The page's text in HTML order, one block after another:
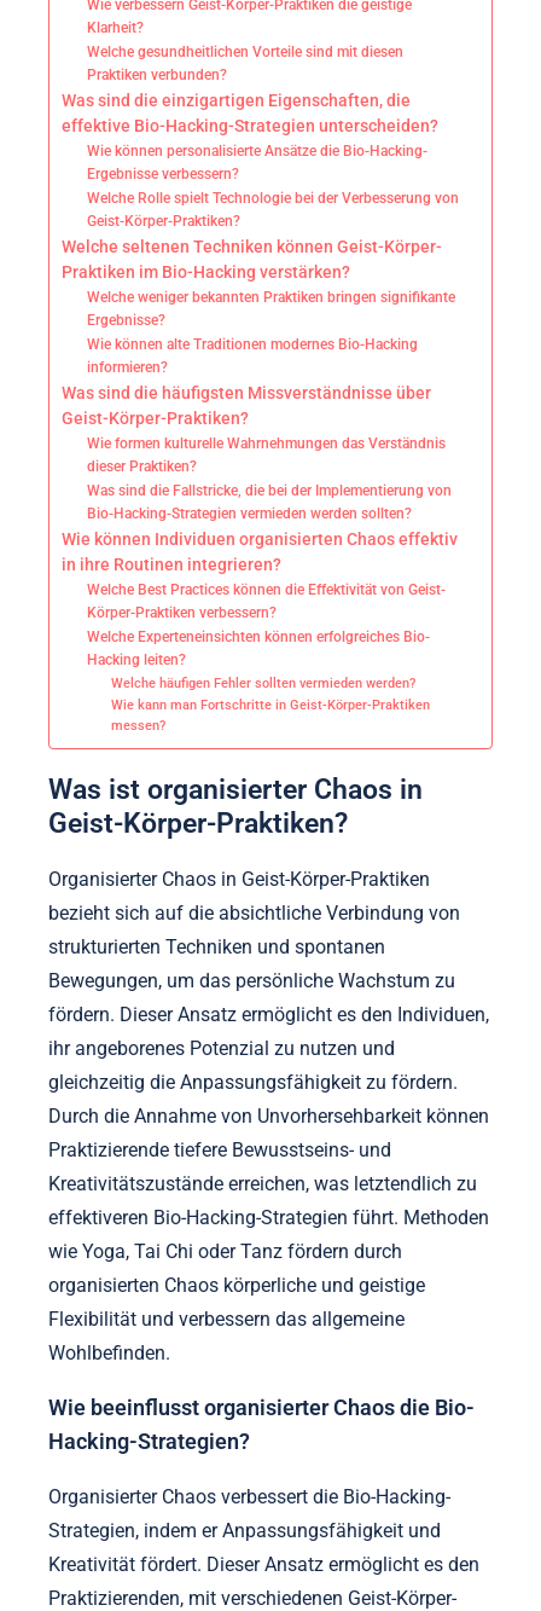
Wie verbessern Geist-Körper-Praktiken die geistige
Klarheit?
Welche gesundheitlichen Vorteile sind mit diesen
Praktiken verbunden?
Was sind die einzigartigen Eigenschaften, die
effektive Bio-Hacking-Strategien unterscheiden?
Wie können personalisierte Ansätze die Bio-Hacking-
Ergebnisse verbessern?
Welche Rolle spielt Technologie bei der Verbesserung von
Geist-Körper-Praktiken?
Welche seltenen Techniken können Geist-Körper-
Praktiken im Bio-Hacking verstärken?
Welche weniger bekannten Praktiken bringen signifikante
Ergebnisse?
Wie können alte Traditionen modernes Bio-Hacking
informieren?
Was sind die häufigsten Missverständnisse über
Geist-Körper-Praktiken?
Wie formen kulturelle Wahrnehmungen das Verständnis
dieser Praktiken?
Was sind die Fallstricke, die bei der Implementierung von
Bio-Hacking-Strategien vermieden werden sollten?
Wie können Individuen organisierten Chaos effektiv
in ihre Routinen integrieren?
Welche Best Practices können die Effektivität von Geist-
Körper-Praktiken verbessern?
Welche Experteneinsichten können erfolgreiches Bio-
Hacking leiten?
Welche häufigen Fehler sollten vermieden werden?
Wie kann man Fortschritte in Geist-Körper-Praktiken
messen?
Was ist organisierter Chaos in
Geist-Körper-Praktiken?
Organisierter Chaos in Geist-Körper-Praktiken
bezieht sich auf die absichtliche Verbindung von
strukturierten Techniken und spontanen
Bewegungen, um das persönliche Wachstum zu
fördern. Dieser Ansatz ermöglicht es den Individuen,
ihr angeborenes Potenzial zu nutzen und
gleichzeitig die Anpassungsfähigkeit zu fördern.
Durch die Annahme von Unvorhersehbarkeit können
Praktizierende tiefere Bewusstseins- und
Kreativitätszustände erreichen, was letztendlich zu
effektiveren Bio-Hacking-Strategien führt. Methoden
wie Yoga, Tai Chi oder Tanz fördern durch
organisierten Chaos körperliche und geistige
Flexibilität und verbessern das allgemeine
Wohlbefinden.
Wie beeinflusst organisierter Chaos die Bio-
Hacking-Strategien?
Organisierter Chaos verbessert die Bio-Hacking-
Strategien, indem er Anpassungsfähigkeit und
Kreativität fördert. Dieser Ansatz ermöglicht es den
Praktizierenden, mit verschiedenen Geist-Körper-